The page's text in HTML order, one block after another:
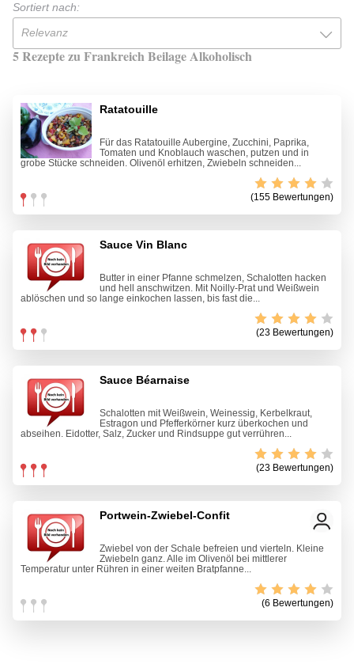
Sortiert nach:
Relevanz
5 Rezepte zu Frankreich Beilage Alkoholisch
Ratatouille
Für das Ratatouille Aubergine, Zucchini, Paprika,
Tomaten und Knoblauch waschen, putzen und in
grobe Stücke schneiden. Olivenöl erhitzen, Zwiebeln schneiden...
(155 Bewertungen)
Sauce Vin Blanc
Butter in einer Pfanne schmelzen, Schalotten hacken
und hell anschwitzen. Mit Noilly-Prat und Weißwein
ablöschen und so lange einkochen lassen, bis fast die...
(23 Bewertungen)
Sauce Béarnaise
Schalotten mit Weißwein, Weinessig, Kerbelkraut,
Estragon und Pfefferkörner kurz überkochen und
abseihen. Eidotter, Salz, Zucker und Rindsuppe gut verrühren...
(23 Bewertungen)
Portwein-Zwiebel-Confit
Zwiebel von der Schale befreien und vierteln. Kleine
Zwiebeln ganz. Alle im Olivenöl bei mittlerer
Temperatur unter Rühren in einer weiten Bratpfanne...
(6 Bewertungen)